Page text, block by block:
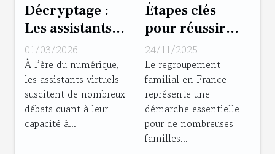
Décryptage :
Les assistants
virtuels
peuvent-ils
remplacer les
tâches
humaines ?
01/03/2026
À l’ère du numérique,
les assistants virtuels
suscitent de nombreux
débats quant à leur
capacité à...
Étapes clés
pour réussir
votre
regroupement
familial en
France
24/11/2025
Le regroupement
familial en France
représente une
démarche essentielle
pour de nombreuses
familles...